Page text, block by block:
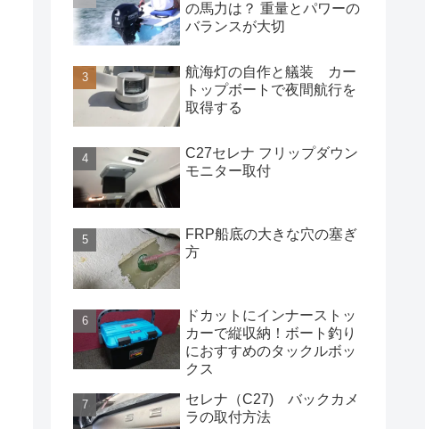
の馬力は？ 重量とパワーの
バランスが大切
航海灯の自作と艤装 カー
トップボートで夜間航行を
取得する
C27セレナ フリップダウン
モニター取付
FRP船底の大きな穴の塞ぎ
方
ドカットにインナーストッ
カーで縦収納！ボート釣り
におすすめのタックルボッ
クス
セレナ（C27) バックカメ
ラの取付方法